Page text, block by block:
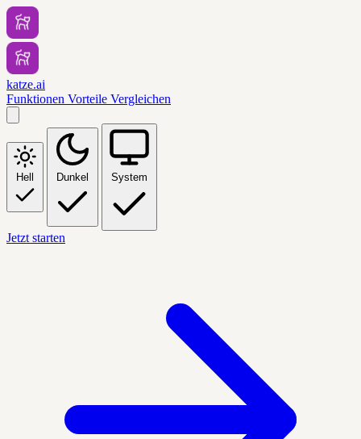
katze.ai
Funktionen Vorteile Vergleichen
Hell Dunkel System
Jetzt starten